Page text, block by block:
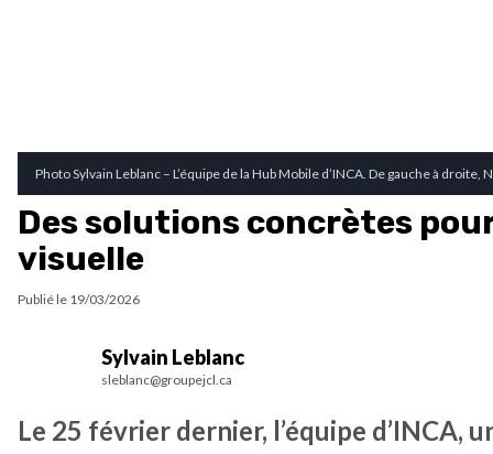
Photo Sylvain Leblanc – L’équipe de la Hub Mobile d’INCA. De gauche à
Des solutions concrètes
visuelle
Publié le 19/03/2026
Sylvain Leblanc
sleblanc@groupejcl.ca
Le 25 février dernier, l’équipe d’INCA,